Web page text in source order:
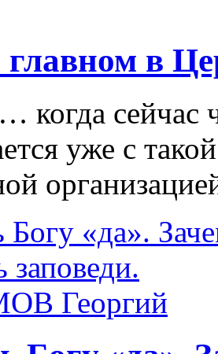
в
… когда сейчас
уже с